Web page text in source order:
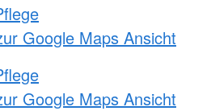
Google Maps Ansicht
Google Maps Ansicht